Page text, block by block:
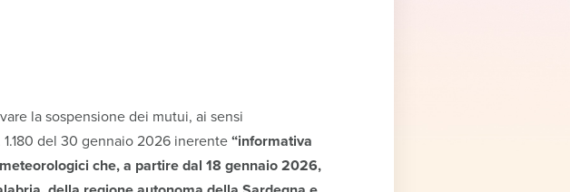
la sospensione dei mutui, ai sensi
del 30 gennaio 2026 inerente“informativa
che, a partire dal 18 gennaio 2026,